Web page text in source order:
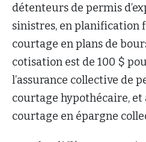
détenteurs de permis
sinistres, en planification
courtage en plans de
cotisation est de 100 $
l’assurance collective de
courtage hypothécaire,
courtage en épargne